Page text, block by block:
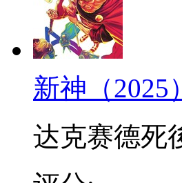
新神（2025）
达克赛德死